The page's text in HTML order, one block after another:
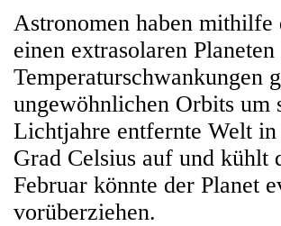
Astronomen haben
einen extrasolaren
Temperaturschwankungen
ungewöhnlichen Orbits um
Lichtjahre entfernte Welt in
Grad Celsius auf und kühlt
Februar könnte der Planet
vorüberziehen.